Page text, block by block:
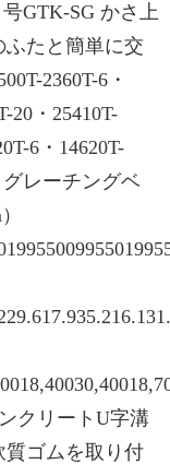
GTK-SG かさ上
たと簡単に交
2360T-6・
20・25410T-
6・14620T-
グレーチングベ
クリートU字溝
質ゴムを取り付